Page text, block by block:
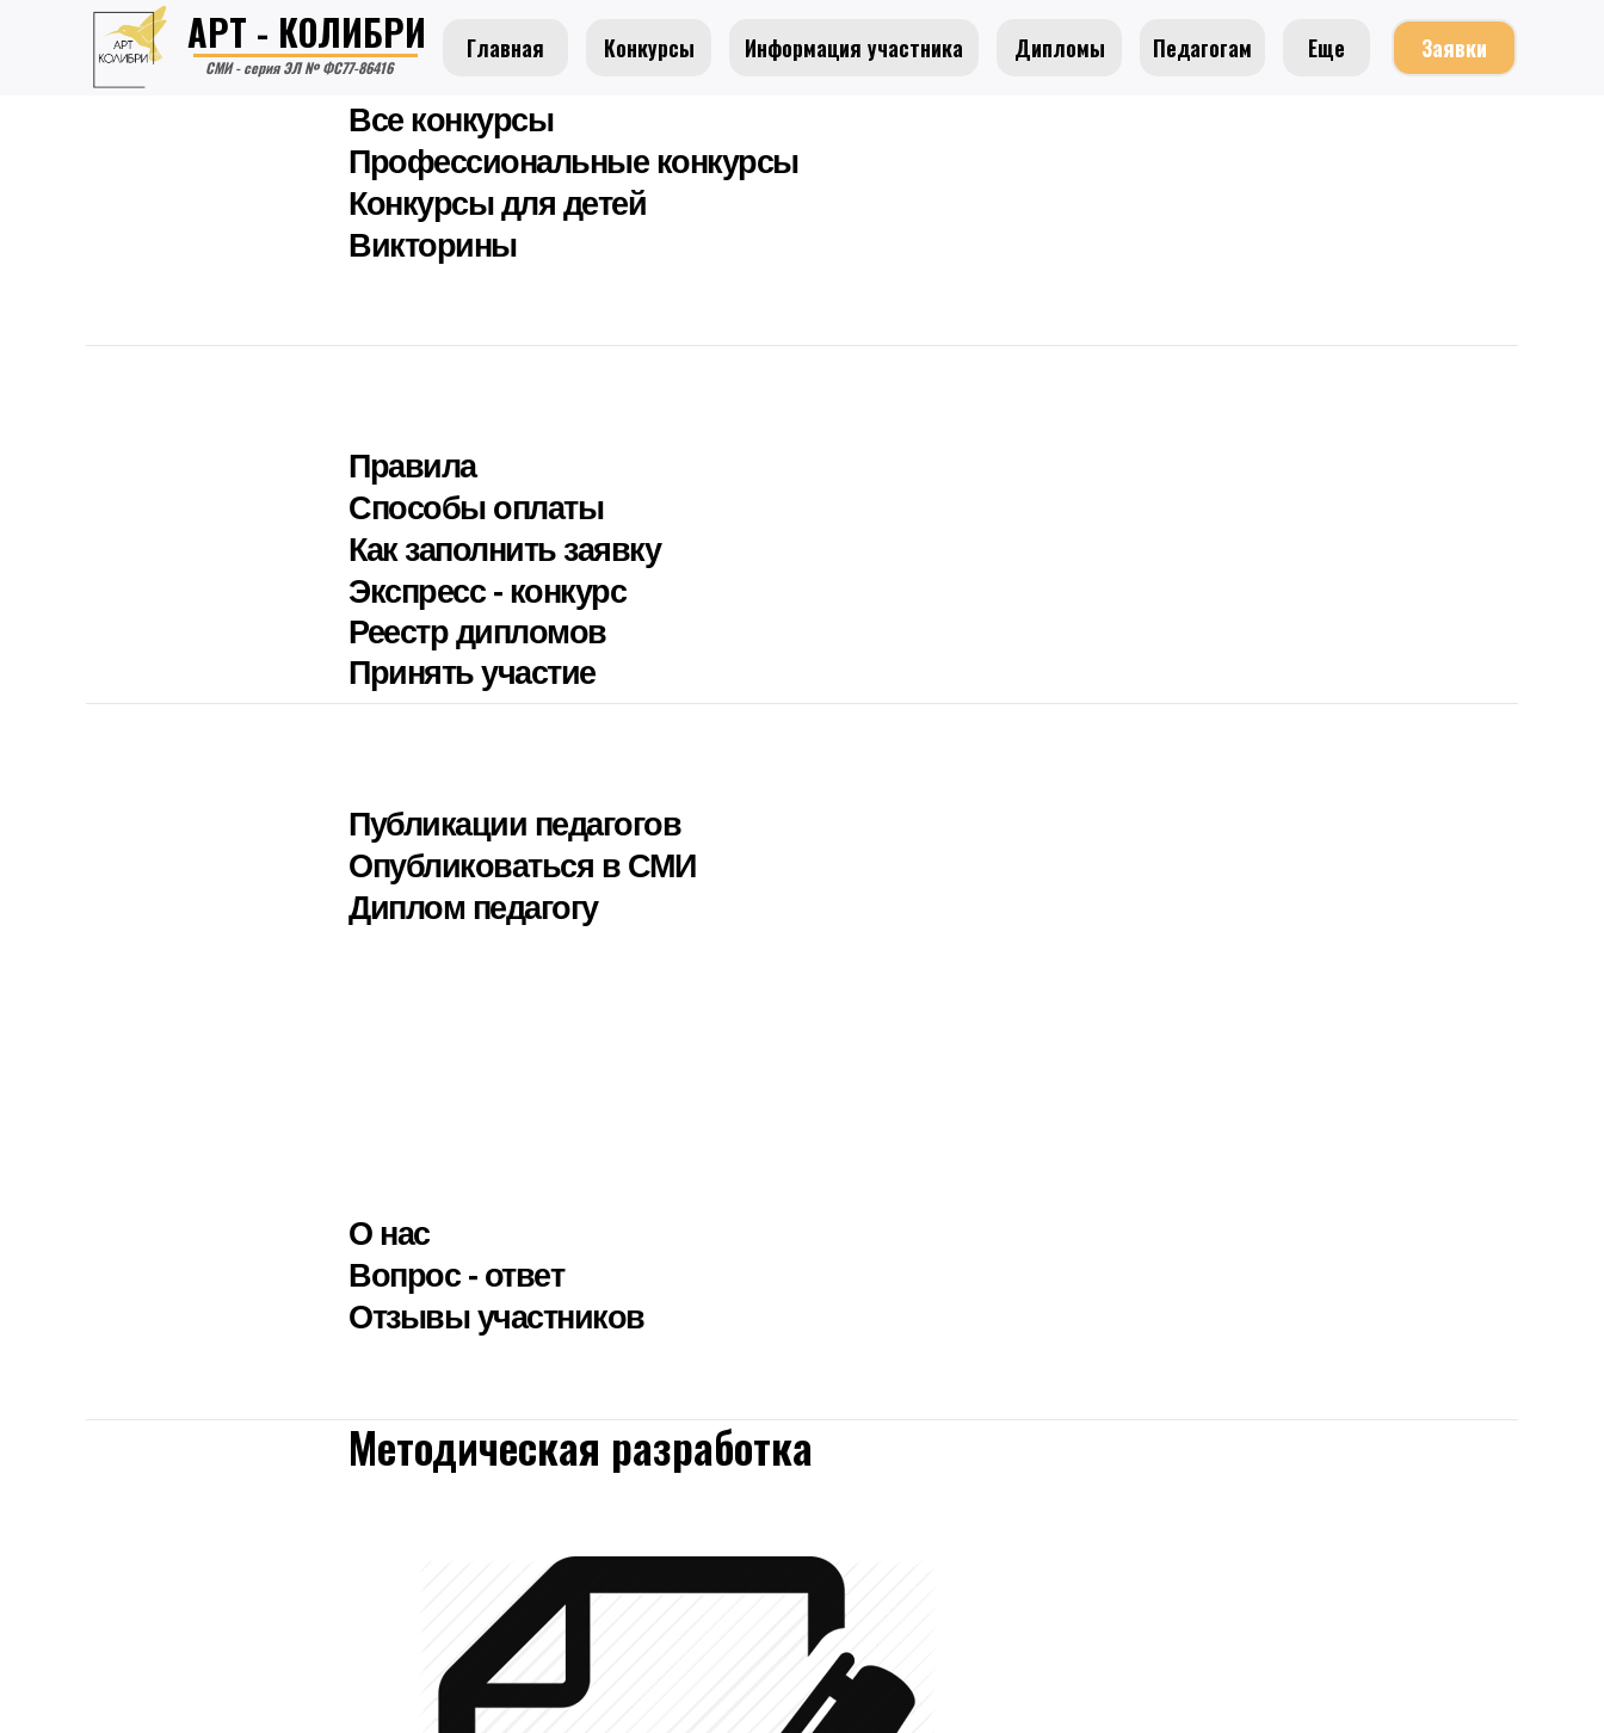
АРТ - КОЛИБРИ
СМИ - серия ЭЛ № ФС77-86416
Главная Дипломы Заявки
Еще
Педагогам
Конкурсы Информация участника
Все конкурсы
Профессиональные конкурсы
Конкурсы для детей
Викторины
Правила
Способы оплаты
Как заполнить заявку
Экспресс - конкурс
Реестр дипломов
Принять участие
Публикации педагогов
Опубликоваться в СМИ
Диплом педагогу
О нас
Вопрос - ответ
Отзывы участников
Методическая разработка